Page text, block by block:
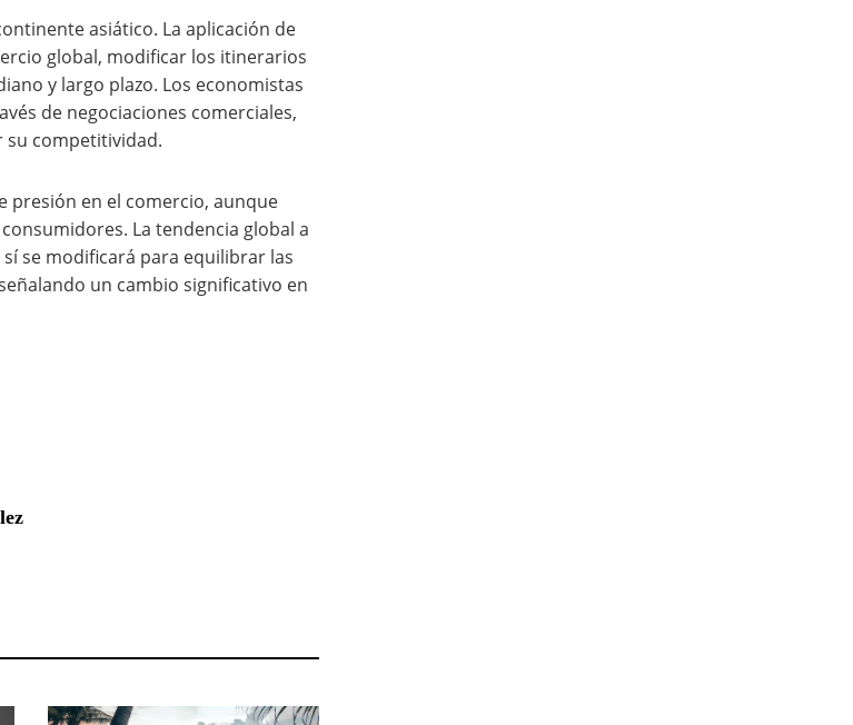
asiático. La aplicación de
global, modificar los itinerarios
y largo plazo. Los economistas
de negociaciones comerciales,
su competitividad.
presión en el comercio, aunque
La tendencia global a
se modificará para equilibrar las
un cambio significativo en